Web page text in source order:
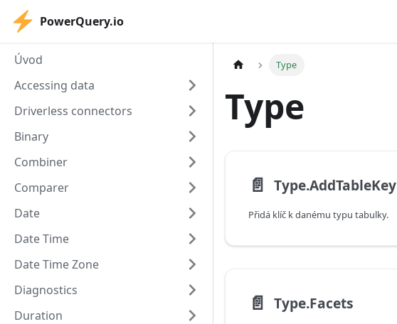
PowerQuery.io
Úvod
Accessing data
Driverless connectors
Binary
Combiner
Comparer
Date
Date Time
Date Time Zone
Diagnostics
Duration
Type
Type
📄️ Type.AddTableKey
Přidá klíč k danému typu tabulky.
📄️ Type.Facets